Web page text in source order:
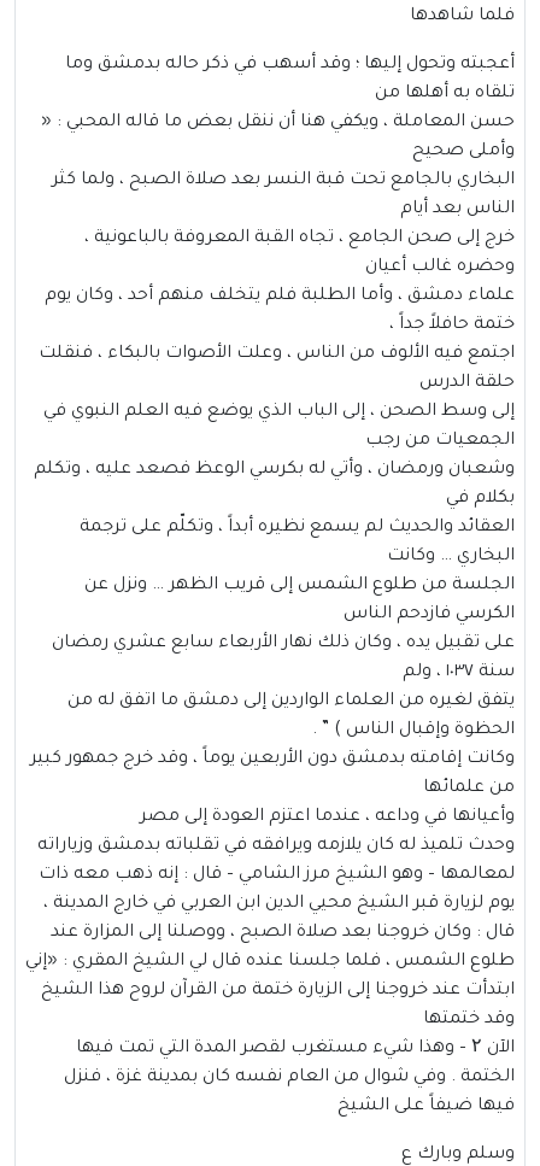
فلما شاهدها
أعجبته وتحول إليها ؛ وقد أسهب في ذكر حاله بدمشق وما
تلقاه به أهلها من
حسن المعاملة ، ويكفي هنا أن ننقل بعض ما قاله المحبي : «
وأملى صحيح
البخاري بالجامع تحت قبة النسر بعد صلاة الصبح ، ولما كثر
الناس بعد أيام
خرج إلى صحن الجامع ، تجاه القبة المعروفة بالباعونية ،
وحضره غالب أعيان
علماء دمشق ، وأما الطلبة فلم يتخلف منهم أحد ، وكان يوم
ختمة حافلاً جداً ،
اجتمع فيه الألوف من الناس ، وعلت الأصوات بالبكاء ، فنقلت
حلقة الدرس
إلى وسط الصحن ، إلى الباب الذي يوضع فيه العلم النبوي في
الجمعيات من رجب
وشعبان ورمضان ، وأتي له بكرسي الوعظ فصعد عليه ، وتكلم
بكلام في
العقائد والحديث لم يسمع نظيره أبداً ، وتكلّم على ترجمة
البخاري … وكانت
الجلسة من طلوع الشمس إلى قريب الظهر … ونزل عن
الكرسي فازدحم الناس
على تقبيل يده ، وكان ذلك نهار الأربعاء سابع عشري رمضان
سنة ١٠٣٧ ، ولم
يتفق لغيره من العلماء الواردين إلى دمشق ما اتفق له من
الحظوة وإقبال الناس ) ” .
وكانت إقامته بدمشق دون الأربعين يوماً ، وقد خرج جمهور كبير
من علمائها
وأعيانها في وداعه ، عندما اعتزم العودة إلى مصر
وحدث تلميذ له كان يلازمه ويرافقه في تقلباته بدمشق وزياراته
لمعالمها – وهو الشيخ مرز الشامي – قال : إنه ذهب معه ذات
يوم لزيارة قبر الشيخ محيي الدين ابن العربي في خارج المدينة ،
قال : وكان خروجنا بعد صلاة الصبح ، ووصلنا إلى المزارة عند
طلوع الشمس ، فلما جلسنا عنده قال لي الشيخ المقري : «إني
ابتدأت عند خروجنا إلى الزيارة ختمة من القرآن لروح هذا الشيخ
وقد ختمتها
الآن ۲ – وهذا شيء مستغرب لقصر المدة التي تمت فيها
الختمة . وفي شوال من العام نفسه كان بمدينة غزة ، فنزل
فيها ضيفاً على الشيخ
وسلم وبارك ع